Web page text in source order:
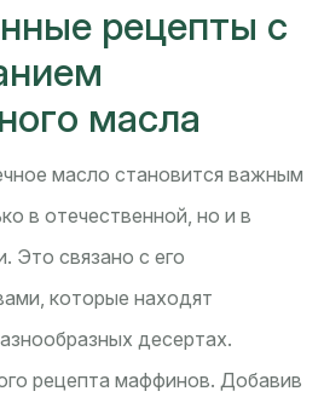
рецепты с
масла
масло становится важным
в отечественной, но и в
Это связано с его
которые находят
десертах.
рецепта маффинов. Добавив